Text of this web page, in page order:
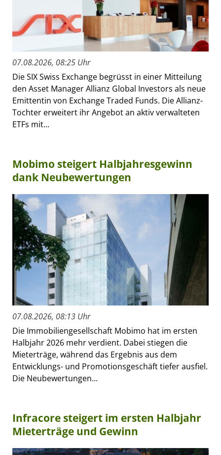
07.08.2026, 08:25 Uhr
Die SIX Swiss Exchange begrüsst in einer Mitteilung
den Asset Manager Allianz Global Investors als neue
Emittentin von Exchange Traded Funds. Die Allianz-
Tochter erweitert ihr Angebot an aktiv verwalteten
ETFs mit...
Mobimo steigert Halbjahresgewinn
dank Neubewertungen
07.08.2026, 08:13 Uhr
Die Immobiliengesellschaft Mobimo hat im ersten
Halbjahr 2026 mehr verdient. Dabei stiegen die
Mieterträge, während das Ergebnis aus dem
Entwicklungs- und Promotionsgeschäft tiefer ausfiel.
Die Neubewertungen...
Infracore steigert im ersten Halbjahr
Mieterträge und Gewinn